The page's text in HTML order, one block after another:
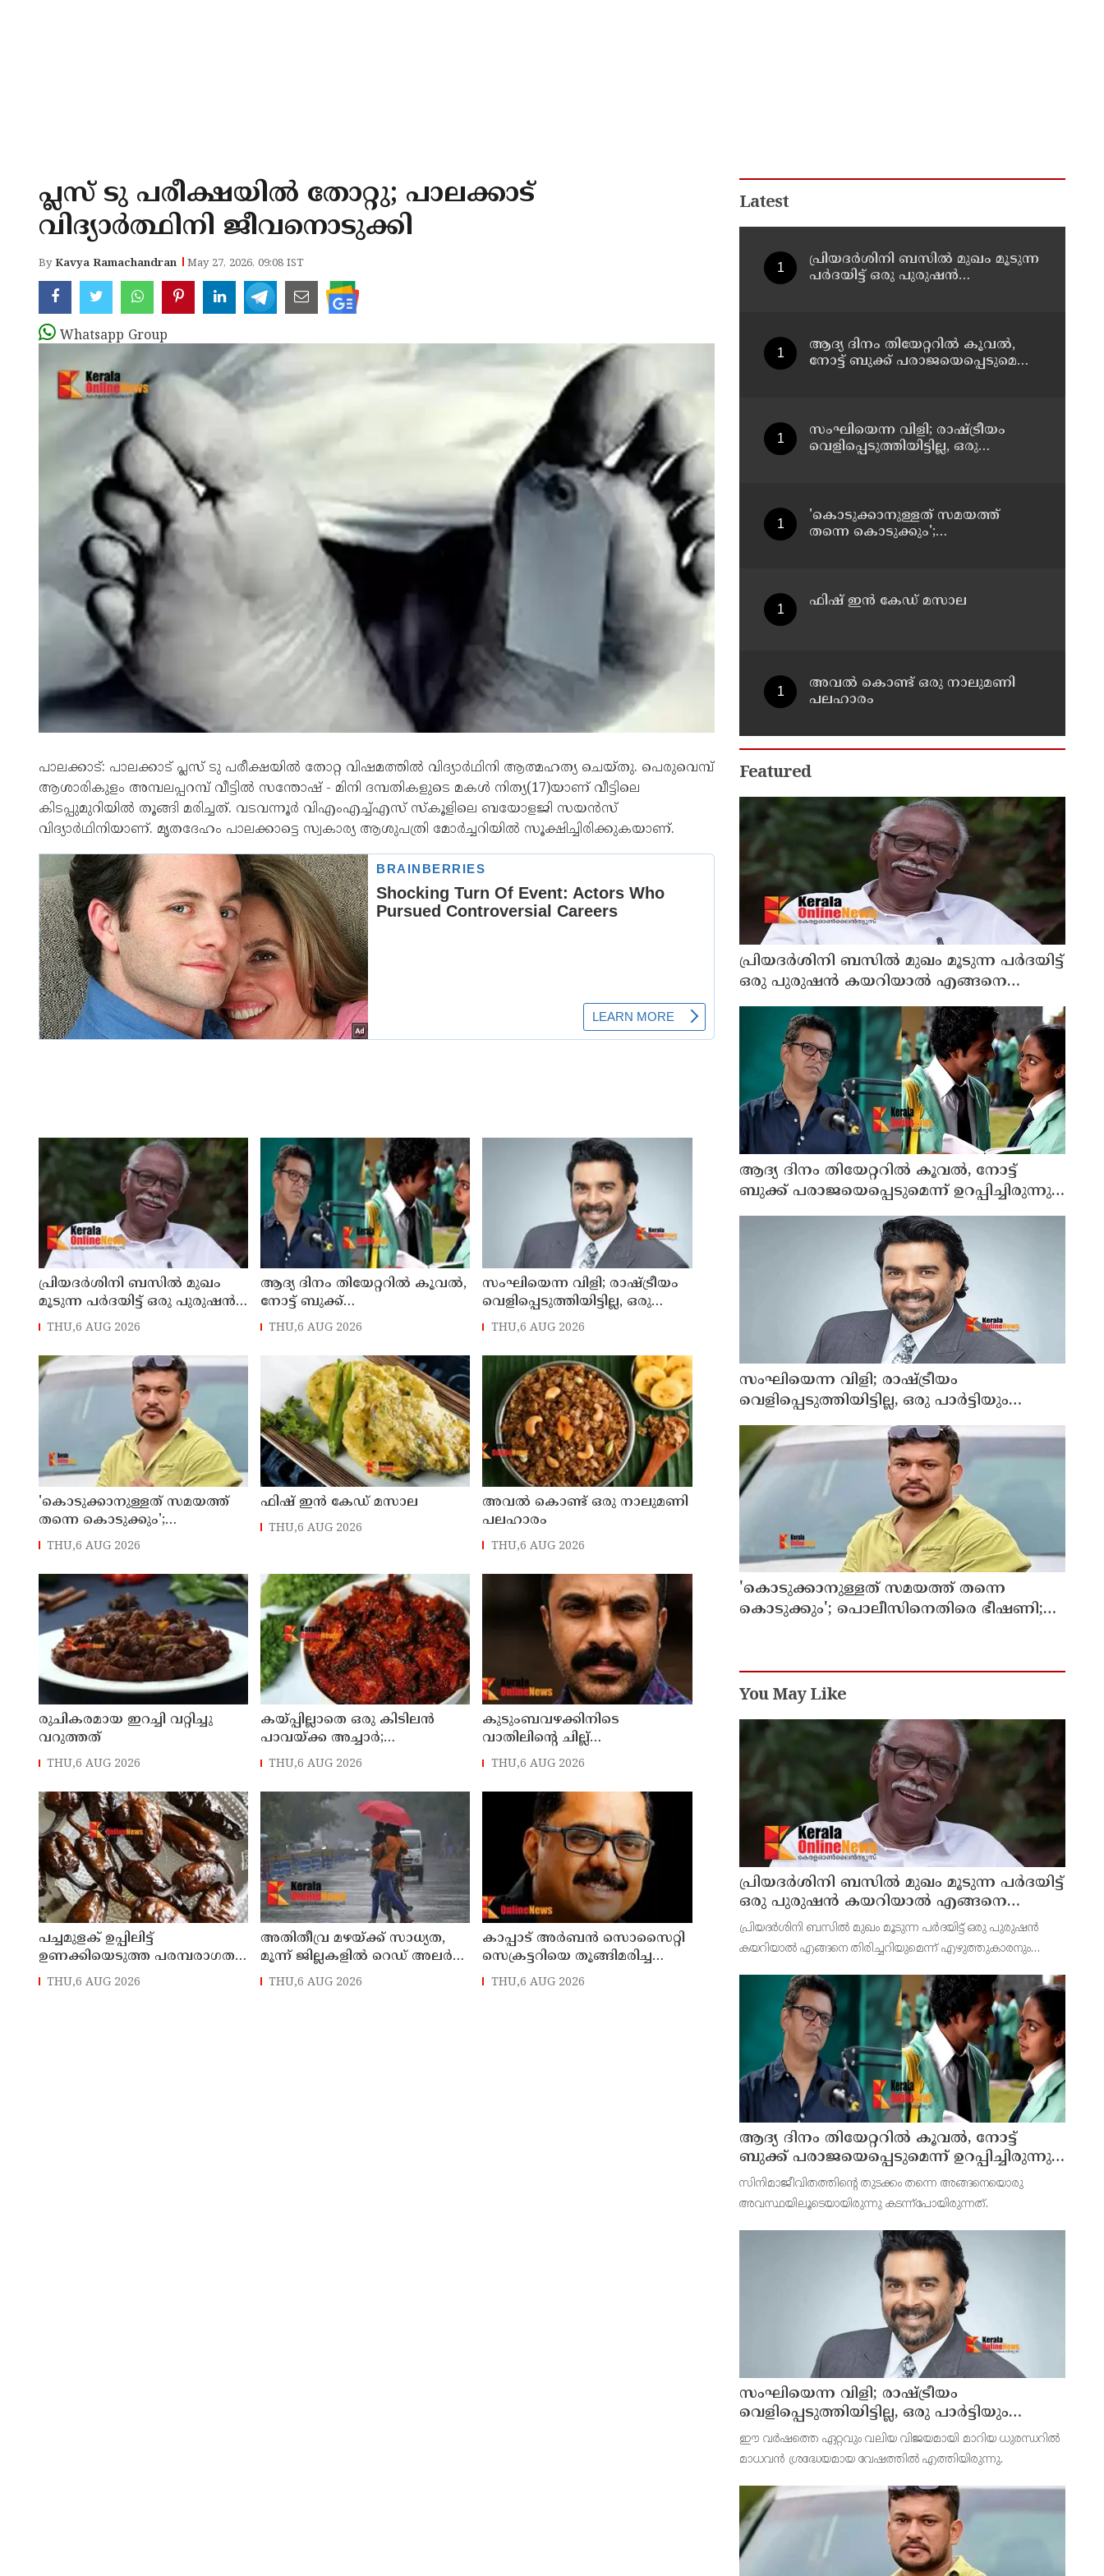
പ്ലസ് ടു പരീക്ഷയില്‍ തോറ്റു; പാലക്കാട്
വിദ്യാര്‍ത്ഥിനി ജീവനൊടുക്കി
ByKavya Ramachandran May 27, 2026, 09:08 IST
Whatsapp Group
പാലക്കാട്: പാലക്കാട് പ്ലസ് ടു പരീക്ഷയില്‍ തോറ്റ വിഷമത്തില്‍ വിദ്യാര്‍ഥിനി ആത്മഹത്യ ചെയ്തു. പെരുവെമ്പ്
ആശാരികുളം അമ്പലപ്പറമ്പ് വീട്ടില്‍ സന്തോഷ് - മിനി ദമ്പതികളുടെ മകൾ നിത്യ(17)യാണ് വീട്ടിലെ
കിടപ്പുമുറിയില്‍ തൂങ്ങി മരിച്ചത്. വടവന്നൂര്‍ വിഎംഎച്ച്എസ് സ്‌കൂളിലെ ബയോളജി സയന്‍സ്
വിദ്യാര്‍ഥിനിയാണ്. മൃതദേഹം പാലക്കാട്ടെ സ്വകാര്യ ആശുപത്രി മോര്‍ച്ചറിയില്‍ സൂക്ഷിച്ചിരിക്കുകയാണ്.
പ്രിയദർശിനി ബസിൽ മുഖം
മൂടുന്ന പർദയിട്ട് ഒരു പുരുഷൻ
കയറിയാൽ എങ്ങനെ
കാരശ്ശേരി
THU,6 AUG 2026
ആദ്യ ദിനം തിയേറ്ററില്‍ കൂവല്‍,
നോട്ട് ബുക്ക്
പരാജയെപ്പെടുമെന്ന്
THU,6 AUG 2026
സംഘിയെന്ന വിളി; രാഷ്ട്രീയം
വെളിപ്പെടുത്തിയിട്ടില്ല, ഒരു
പാര്‍ട്ടിയും അംഗത്വത്തിന്
THU,6 AUG 2026
'കൊടുക്കാനുള്ളത് സമയത്ത്
തന്നെ കൊടുക്കും';
പൊലീസിനെതിരെ ഭീഷണി;
അർജുൻ ആയങ്കിക്കെതിരെ
കേസെടുത്തു
THU,6 AUG 2026
ഫിഷ് ഇൻ കേഡ് മസാല
THU,6 AUG 2026
അവൽ കൊണ്ട് ഒരു നാലുമണി
പലഹാരം
THU,6 AUG 2026
രുചികരമായ ഇറച്ചി വറ്റിച്ചു
വറുത്തത്
THU,6 AUG 2026
കയ്പ്പില്ലാതെ ഒരു കിടിലൻ
പാവയ്ക്ക അച്ചാർ;
ചോറിനൊപ്പം സൂപ്പർ
THU,6 AUG 2026
കുടുംബവഴക്കിനിടെ
വാതിലിന്റെ ചില്ല്
അടിച്ചുതകര്‍ത്തു; കൈ
കാരന് ദാരുണാന്ത്യം
THU,6 AUG 2026
പച്ചമുളക് ഉപ്പിലിട്ട്
ഉണക്കിയെടുത്ത പരമ്പരാഗത
മുളക് കൊണ്ടാട്ടം
THU,6 AUG 2026
അതിതീവ്ര മഴയ്ക്ക് സാധ്യത,
മൂന്ന് ജില്ലകളിൽ റെഡ് അലർട്ട്
പ്രഖ്യാപിച്ചു
THU,6 AUG 2026
കാപ്പാട് അര്‍ബന്‍ സൊസൈറ്റി
സെക്രട്ടറിയെ തൂങ്ങിമരിച്ച
നിലയില്‍ കണ്ടെത്തി
THU,6 AUG 2026
Latest
പ്രിയദർശിനി ബസിൽ മുഖം മൂടുന്ന
പർദയിട്ട് ഒരു പുരുഷൻ
ആദ്യ ദിനം തിയേറ്ററില്‍ കൂവല്‍,
നോട്ട് ബുക്ക് പരാജയെപ്പെടുമെന്ന്
സംഘിയെന്ന വിളി; രാഷ്ട്രീയം
വെളിപ്പെടുത്തിയിട്ടില്ല, ഒരു
'കൊടുക്കാനുള്ളത് സമയത്ത്
തന്നെ കൊടുക്കും';
ഫിഷ് ഇൻ കേഡ് മസാല
അവൽ കൊണ്ട് ഒരു നാലുമണി
പലഹാരം
Featured
പ്രിയദർശിനി ബസിൽ മുഖം മൂടുന്ന പർദയിട്ട്
ഒരു പുരുഷൻ കയറിയാൽ എങ്ങനെ
തിരിച്ചറിയുമെന്ന് എംഎൻ കാരശ്ശേരി
ആദ്യ ദിനം തിയേറ്ററില്‍ കൂവല്‍, നോട്ട്
ബുക്ക് പരാജയെപ്പെടുമെന്ന് ഉറപ്പിച്ചിരുന്നു;
സഞ്ജയ്
സംഘിയെന്ന വിളി; രാഷ്ട്രീയം
വെളിപ്പെടുത്തിയിട്ടില്ല, ഒരു പാര്‍ട്ടിയും
അംഗത്വത്തിന് സമീപിച്ചിട്ടില്ലെന്ന് ആര്‍
മാധവന്‍
'കൊടുക്കാനുള്ളത് സമയത്ത് തന്നെ
കൊടുക്കും'; പൊലീസിനെതിരെ ഭീഷണി;
You May Like
പ്രിയദർശിനി ബസിൽ മുഖം മൂടുന്ന പർദയിട്ട്
ഒരു പുരുഷൻ കയറിയാൽ എങ്ങനെ
തിരിച്ചറിയുമെന്ന് എംഎൻ കാരശ്ശേരി
പ്രിയദർശിനി ബസിൽ മുഖം മൂടുന്ന പർദയിട്ട് ഒരു പുരുഷൻ
കയറിയാൽ എങ്ങനെ തിരിച്ചറിയുമെന്ന് എഴുത്തുകാരനും
പർദയായ നിഖാബ് എന്തുകൊണ്ടാണ് വലിയൊരു
നിയമപ്രശ്നമാ
ആദ്യ ദിനം തിയേറ്ററില്‍ കൂവല്‍, നോട്ട്
ബുക്ക് പരാജയെപ്പെടുമെന്ന് ഉറപ്പിച്ചിരുന്നു;
സഞ്ജയ്
സിനിമാജീവിതത്തിന്റെ തുടക്കം തന്നെ അങ്ങനെയൊരു
അവസ്ഥയിലൂടെയായിരുന്നു കടന്ന്‌പോയിരുന്നത്.
സംഘിയെന്ന വിളി; രാഷ്ട്രീയം
വെളിപ്പെടുത്തിയിട്ടില്ല, ഒരു പാര്‍ട്ടിയും
അംഗത്വത്തിന് സമീപിച്ചിട്ടില്ലെന്ന് ആര്‍
മാധവന്‍
ഈ വര്‍ഷത്തെ ഏറ്റവും വലിയ വിജയമായി മാറിയ ധുരന്ധറില്‍
മാധവന്‍ ശ്രദ്ധേയമായ വേഷത്തില്‍ എത്തിയിരുന്നു.